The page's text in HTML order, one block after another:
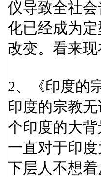
仪导致全社
化已经成为
改变。看来
2、《印度的
印度的宗教
个印度的大
一直对于印
下层人不想